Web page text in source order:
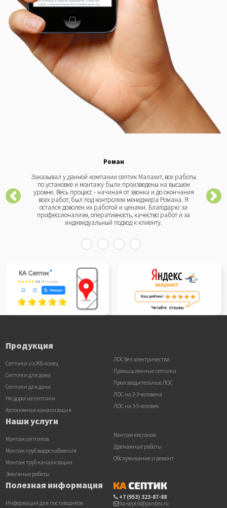
Роман
Заказывал у данной компании септик Малахит, все работы
по установке и монтажу были произведены на высшем
уровне. Весь процесс - начиная от звонка и до окончания
всех работ, был под контролем менеджера Романа. Я
остался доволен их работой и ценами. Благодарю за
профессионализм, оперативность, качество работ и за
индивидуальный подход к клиенту.
Продукция
Септики из ЖБ колец
Септики для дома
Септики для дачи
Не дорогие септики
Автономная канализация
ЛОС без электричества
Промышленные септики
Производительные ЛОС
ЛОС на 2-3 человека
ЛОС на 3-5 человек
Наши услуги
Монтаж септиков
Монтаж труб водоснабжения
Монтаж труб канализации
Земляные работы
Монтаж кессонов
Дренажные работы
Обслуживание и ремонт
Полезная информация
Информация для поставщиков
+7 (953) 323-87-88
ka-septik@yandex.ru